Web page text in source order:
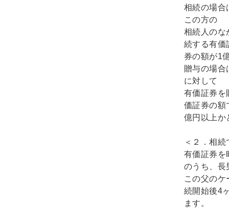
相続の場合
この方の
相続人のな
続する有価
券の額が1
贈与の場合
に対して
有価証券を
価証券の額
億円以上か
＜２．相
有価証券を
のうち、長
この父の
続開始後4
ます。